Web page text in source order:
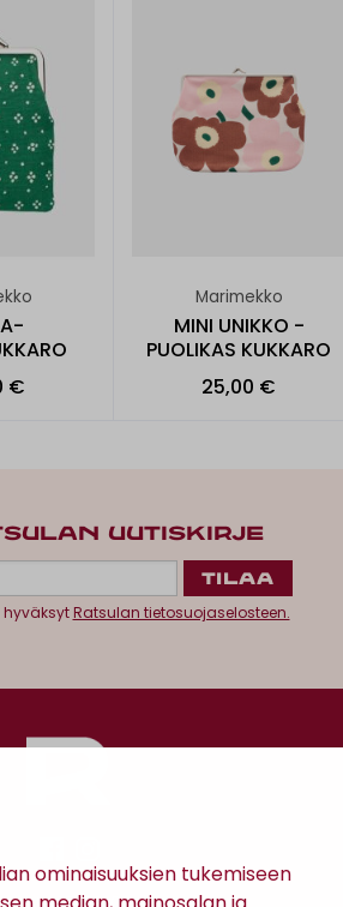
ominaisuuksien tukemiseen
€
Marimekko
MINI UNIKKO -
PUOLIKAS KUKKARO
25,00 €
UUTISKIRJE
Ratsulan tietosuojaselosteen.